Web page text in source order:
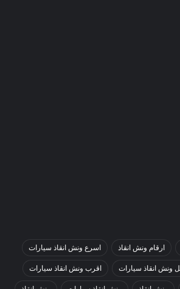
ارقام ونش انقاذ اسرع ونش انقاذ سيارات
ونش انقاذ سيارات اقرب ونش انقاذ سيارات